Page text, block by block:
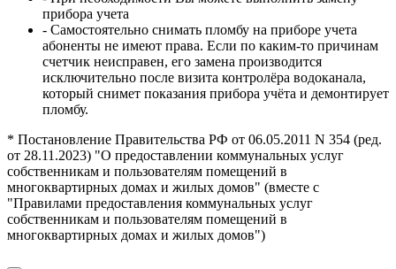
прибора учета
- Самостоятельно снимать пломбу на приборе учета
абоненты не имеют права. Если по каким-то причинам
счетчик неисправен, его замена производится
исключительно после визита контролёра водоканала,
который снимет показания прибора учёта и демонтирует
пломбу.
* Постановление Правительства РФ от 06.05.2011 N 354 (ред.
от 28.11.2023) "О предоставлении коммунальных услуг
собственникам и пользователям помещений в
многоквартирных домах и жилых домов" (вместе с
"Правилами предоставления коммунальных услуг
собственникам и пользователям помещений в
многоквартирных домах и жилых домов")